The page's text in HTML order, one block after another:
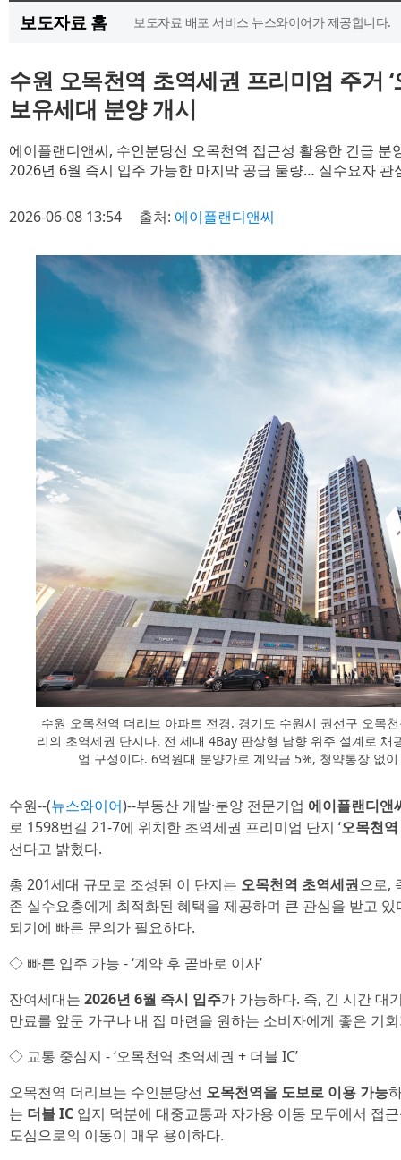
보도자료 홈 보도자료 배포 서비스 뉴스와이어가 제공합니다.
수원 오목천역 초역세권 프리미엄 주거
보유세대 분양 개시
에이플랜디앤씨, 수인분당선 오목천역 접근성 활용한 긴급 분
2026년 6월 즉시 입주 가능한 마지막 공급 물량… 실수요자 관
2026-06-08 13:54 출처: 에이플랜디앤씨
수원 오목천역 더리브 아파트 전경. 경기도 수원시 권선구 오목
리의 초역세권 단지다. 전 세대 4Bay 판상형 남향 위주 설계로
엄 구성이다. 6억원대 분양가로 계약금 5%, 청약통장 없
수원--(뉴스와이어)--부동산 개발·분양 전문기업 에이플랜디앤
로 1598번길 21-7에 위치한 초역세권 프리미엄 단지 ‘오목천
선다고 밝혔다.
총 201세대 규모로 조성된 이 단지는 오목천역 초역세권으로,
존 실수요층에게 최적화된 혜택을 제공하며 큰 관심을 받고
되기에 빠른 문의가 필요하다.
◇ 빠른 입주 가능 - ‘계약 후 곧바로 이사’
잔여세대는 2026년 6월 즉시 입주가 가능하다. 즉, 긴 시간 대
만료를 앞둔 가구나 내 집 마련을 원하는 소비자에게 좋은 기
◇ 교통 중심지 - ‘오목천역 초역세권 + 더블 IC’
오목천역 더리브는 수인분당선 오목천역을 도보로 이용 가능
는 더블 IC 입지 덕분에 대중교통과 자가용 이동 모두에서 접
도심으로의 이동이 매우 용이하다.